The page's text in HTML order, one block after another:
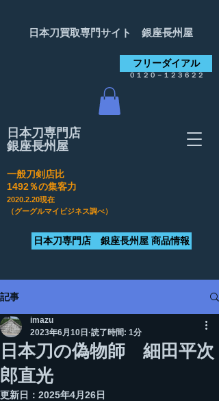
日本刀買取専門サイト 銀座長州屋
フリーダイアル
０１２０－１２３６２２
日本刀専門店
銀座長州屋
一般刀剣店比
​1492％の集客力
2020.2.20現在
（グーグルマイビジネス調べ）
日本刀専門店 銀座長州屋 商品情報
記事
日本刀の偽物師 細田平次
郎直光
imazu
2023年6月10日 読了時間: 1分
更新日： 2025年4月26日